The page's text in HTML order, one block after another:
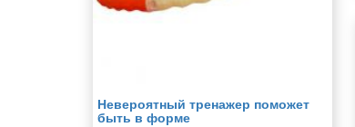
Невероятный тренажер поможет
быть в форме